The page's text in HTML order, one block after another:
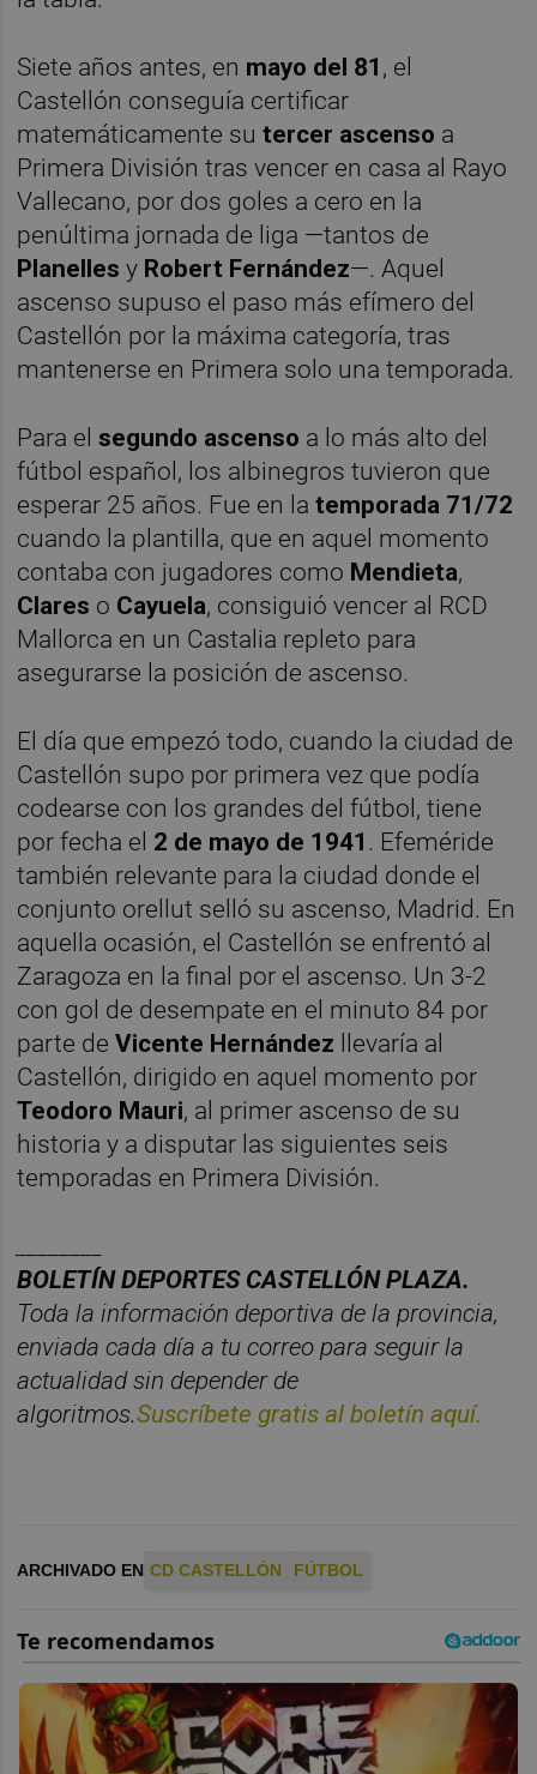
Siete años antes, en mayo del 81 , el
Castellón conseguía certificar
matemáticamente sutercer ascenso a
Primera División tras vencer en casa al Rayo
Vallecano, por dos goles a cero en la
penúltima jornada de liga —tantos de
Planelles y Robert Fernández—. Aquel
ascenso supuso el paso más efímero del
Castellón por la máxima categoría, tras
mantenerse en Primera solo una temporada.
Para elsegundo ascenso a lo más alto del
fútbol español, los albinegros tuvieron que
esperar 25 años. Fue en latemporada 71/72
cuando la plantilla, que en aquel momento
contaba con jugadores como Mendieta,
Clares o Cayuela, consiguió vencer al RCD
Mallorca en un Castalia repleto para
asegurarse la posición de ascenso.
El día que empezó todo, cuando la ciudad de
Castellón supo por primera vez que podía
codearse con los grandes del fútbol, tiene
por fecha el 2 de mayo de 1941 . Efeméride
también relevante para la ciudad donde el
conjunto orellut selló su ascenso, Madrid. En
aquella ocasión, el Castellón se enfrentó al
Zaragoza en la final por el ascenso. Un 3-2
con gol de desempate en el minuto 84 por
parte deVicente Hernández llevaría al
Castellón, dirigido en aquel momento por
Teodoro Mauri, al primer ascenso de su
historia y a disputar las siguientes seis
temporadas en Primera División.
BOLETÍNDEPORTES CASTELLÓNPLAZA.
Toda la información deportiva de la provincia,
enviada cada día a tu correo para seguir la
actualidad sin depender de
algoritmos.Suscríbete gratis alboletín aquí.
ARCHIVADO EN CD CASTELLÓN FÚTBOL